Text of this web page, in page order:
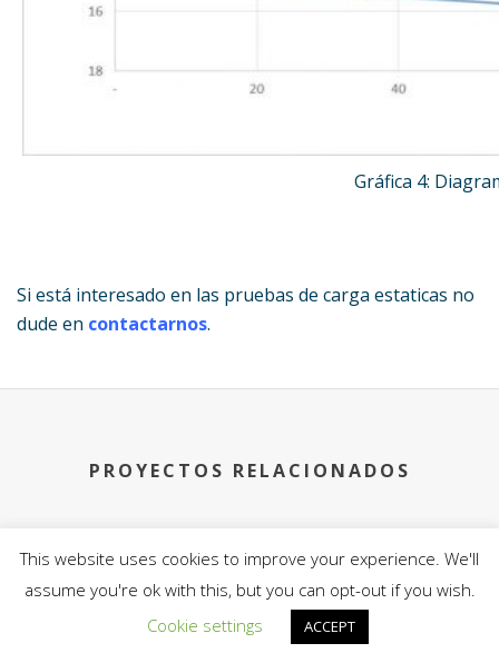
Gráfica 4:
Si está interesado en las pruebas de carga estaticas no
dude en contactarnos.
PROYECTOS RELACIONADOS
This website uses cookies to improve your experience. We'll
assume you're ok with this, but you can opt-out if you wish.
Cookie settings
ACCEPT